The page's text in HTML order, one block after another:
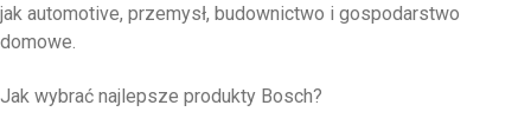
jak automotive, przemysł, budownictwo i gospodarstwo
domowe.
Jak wybrać najlepsze produkty Bosch?